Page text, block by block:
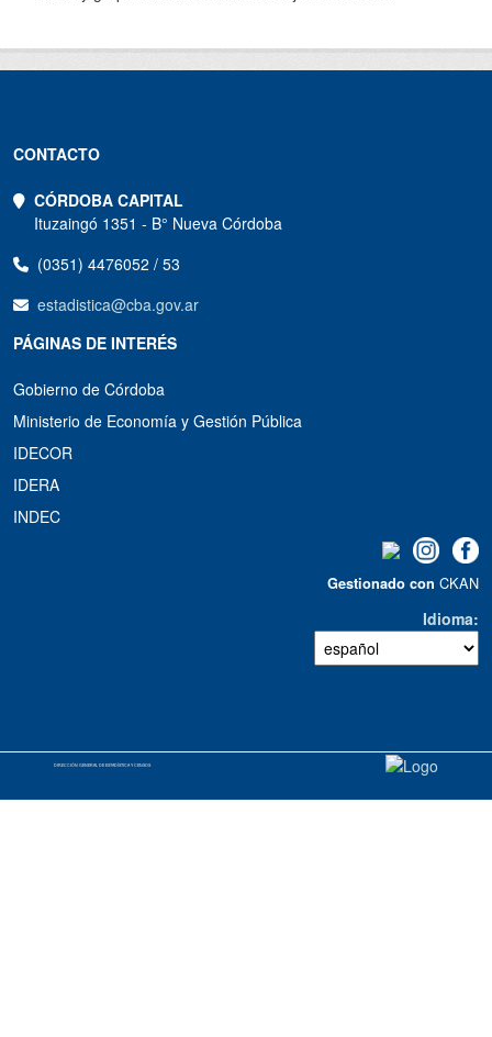
CONTACTO
CÓRDOBA CAPITAL
Ituzaingó 1351 - B° Nueva Córdoba
(0351) 4476052 / 53
estadistica@cba.gov.ar
PÁGINAS DE INTERÉS
Gobierno de Córdoba
Ministerio de Economía y Gestión Pública
IDECOR
IDERA
INDEC
Gestionado con CKAN
Idioma
DIRECCIÓN GENERAL DE ESTADÍSTICA Y CENSOS